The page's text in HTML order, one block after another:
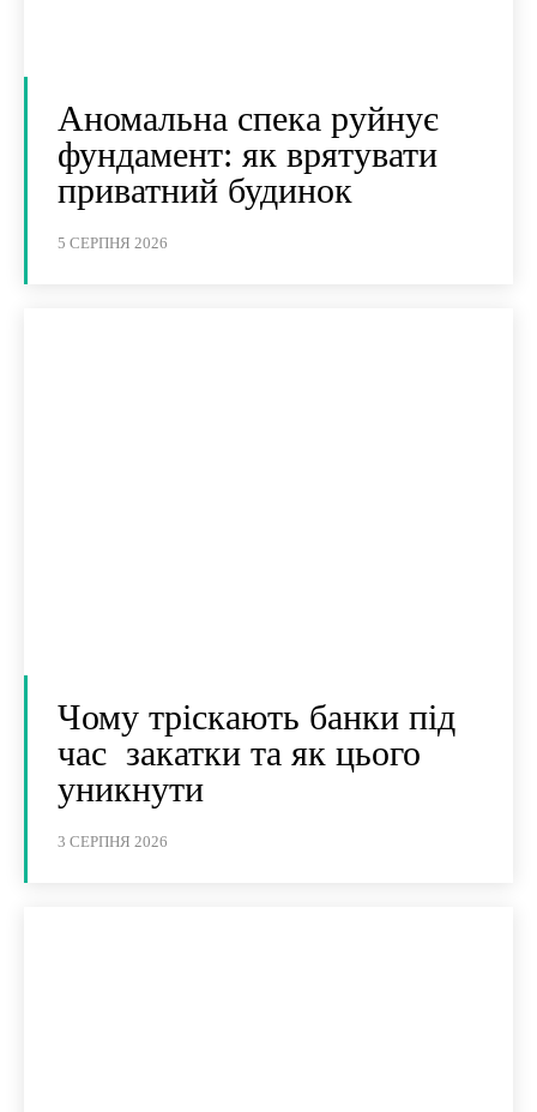
Аномальна спека руйнує
фундамент: як врятувати
приватний будинок
5 СЕРПНЯ 2026
Чому тріскають банки під
час закатки та як цього
уникнути
3 СЕРПНЯ 2026